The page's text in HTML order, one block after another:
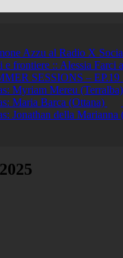
Azzu al Radio X
e frontiere :: Alessia Farci
SESSIONS – EP.19
Myriam Mereu (Terralba)
Maria Barca (Ottana)
Jonathan della Marianna